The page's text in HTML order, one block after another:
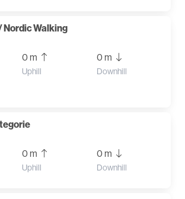
Nordic Walking
0 m
Uphill
0 m
Downhill
0 m
Uphill
0 m
Downhill